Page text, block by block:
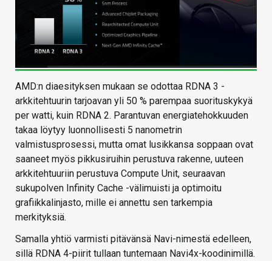
AMD:n diaesityksen mukaan se odottaa RDNA 3 -
arkkitehtuurin tarjoavan yli 50 % parempaa suorituskykyä
per watti, kuin RDNA 2. Parantuvan energiatehokkuuden
takaa löytyy luonnollisesti 5 nanometrin
valmistusprosessi, mutta omat lusikkansa soppaan ovat
saaneet myös pikkusiruihin perustuva rakenne, uuteen
arkkitehtuuriin perustuva Compute Unit, seuraavan
sukupolven Infinity Cache -välimuisti ja optimoitu
grafiikkalinjasto, mille ei annettu sen tarkempia
merkityksiä.
Samalla yhtiö varmisti pitävänsä Navi-nimestä edelleen,
sillä RDNA 4-piirit tullaan tuntemaan Navi4x-koodinimillä.